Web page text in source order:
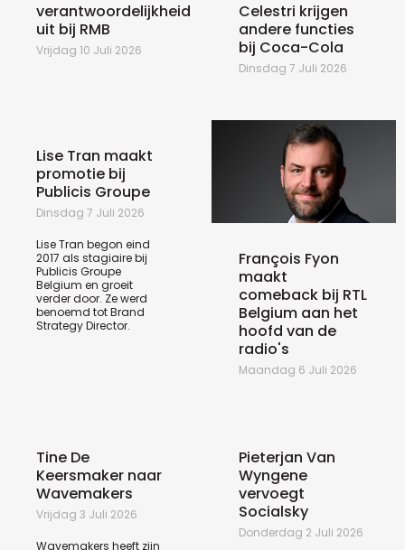
verantwoordelijkheid
uit bij RMB
Vrijdag 10 Juli 2026
Celestri krijgen
andere functies
bij Coca-Cola
Dinsdag 7 Juli 2026
Lise Tran maakt
promotie bij
Publicis Groupe
Dinsdag 7 Juli 2026
Lise Tran begon eind
2017 als stagiaire bij
Publicis Groupe
Belgium en groeit
verder door. Ze werd
benoemd tot Brand
Strategy Director.
François Fyon
maakt
comeback bij RTL
Belgium aan het
hoofd van de
radio's
Maandag 6 Juli 2026
Tine De
Keersmaker naar
Wavemakers
Vrijdag 3 Juli 2026
Wavemakers heeft zijn
Pieterjan Van
Wyngene
vervoegt
Socialsky
Donderdag 2 Juli 2026